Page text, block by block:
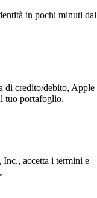
in pochi minuti dal
di credito/debito, Apple
tuo portafoglio.
Inc., accetta i termini e